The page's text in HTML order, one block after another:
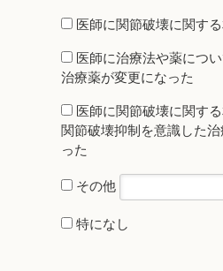
医師に関節破壊に関す
医師に治療法や薬につい
治療薬が変更になった
医師に関節破壊に関する
関節破壊抑制を意識した
った
その他
特になし